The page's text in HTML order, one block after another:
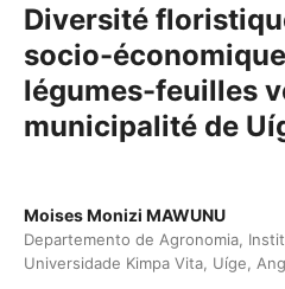
Diversité
socio-
légumes-feuilles
municipalité de
Moises Monizi MAWUNU
Departemento de Agronomia,
Universidade Kimpa Vita, Uíge,